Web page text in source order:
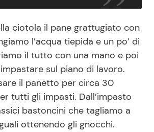
ciotola il pane grattugiato con
l’acqua tiepida e un po’ di
il tutto con una mano e poi
sul piano di lavoro.
il panetto per circa 30
tutti gli impasti. Dall’impasto
bastoncini che tagliamo a
ottenendo gli gnocchi.